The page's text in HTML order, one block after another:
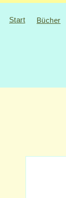
Start Bücher